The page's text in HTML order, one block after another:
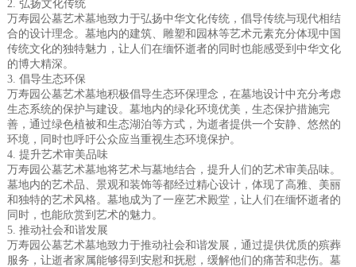
2. 弘扬文化传统
万寿园公墓艺术墓地致力于弘扬中华文化传统，倡导传统与现代相结
合的设计理念。墓地内的建筑、雕塑和园林等艺术元素充分体现中国
传统文化的独特魅力，让人们在缅怀逝者的同时也能感受到中华文化
的博大精深。
3. 倡导生态环保
万寿园公墓艺术墓地积极倡导生态环保理念，在墓地设计中充分考虑
生态系统的保护与建设。墓地内的绿化环境优美，生态保护措施完
善，通过绿色植被和生态湖泊等方式，为逝者提供一个安静、悠然的
环境，同时也呼吁公众应当重视生态环境保护。
4. 提升艺术审美品味
万寿园公墓艺术墓地将艺术与墓地结合，提升人们的艺术审美品味。
墓地内的艺术品、景观和装饰等都经过精心设计，体现了高雅、美丽
和独特的艺术风格。墓地成为了一座艺术殿堂，让人们在缅怀逝者的
同时，也能欣赏到艺术的魅力。
5. 推动社会和谐发展
万寿园公墓艺术墓地致力于推动社会和谐发展，通过提供优质的殡葬
服务，让逝者家属能够得到安慰和抚慰，缓解他们的痛苦和悲伤。墓